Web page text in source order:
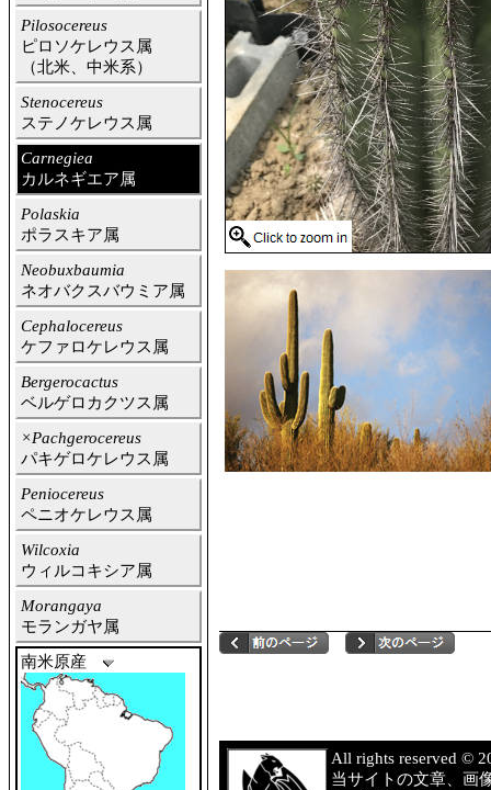
Pilosocereus
ピロソケレウス属
（北米、中米系）
Stenocereus
ステノケレウス属
Carnegiea
カルネギエア属
Polaskia
ポラスキア属
Neobuxbaumia
ネオバクスバウミア属
Cephalocereus
ケファロケレウス属
Bergerocactus
ベルゲロカクツス属
×Pachgerocereus
パキゲロケレウス属
Peniocereus
ペニオケレウス属
Wilcoxia
ウィルコキシア属
Morangaya
モランガヤ属
南米原産
All rights reserved ©
当サイトの文章、画